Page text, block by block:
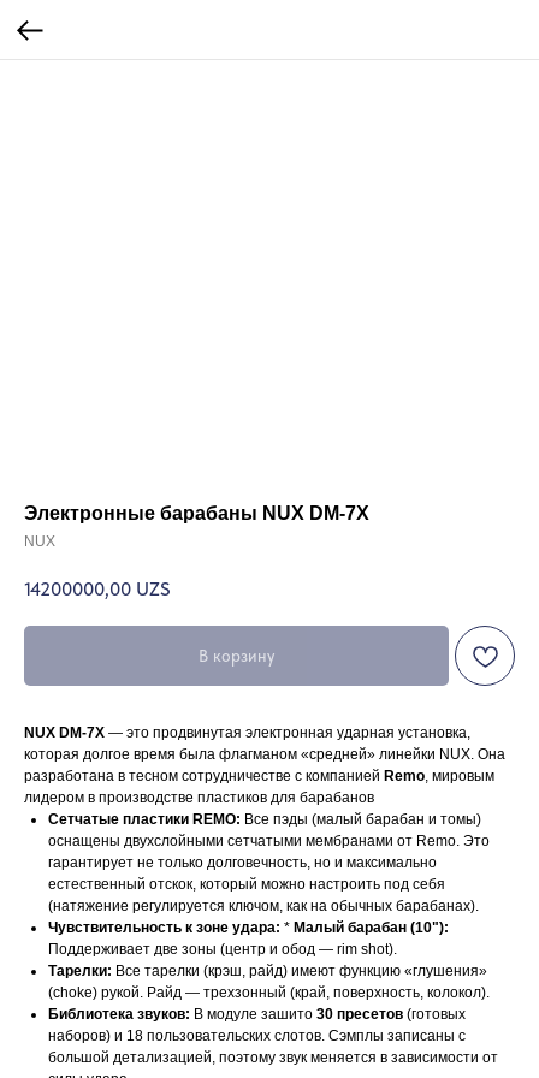
Электронные барабаны NUX DM-7X
NUX
14200000,00 UZS
В корзину
NUX DM-7X — это продвинутая электронная ударная установка,
которая долгое время была флагманом «средней» линейки NUX. Она
разработана в тесном сотрудничестве с компанией Remo, мировым
лидером в производстве пластиков для барабанов
Сетчатые пластики REMO: Все пэды (малый барабан и томы)
оснащены двухслойными сетчатыми мембранами от Remo. Это
гарантирует не только долговечность, но и максимально
естественный отскок, который можно настроить под себя
(натяжение регулируется ключом, как на обычных барабанах).
Чувствительность к зоне удара: * Малый барабан (10"):
Поддерживает две зоны (центр и обод — rim shot).
Тарелки: Все тарелки (крэш, райд) имеют функцию «глушения»
(choke) рукой. Райд — трехзонный (край, поверхность, колокол).
Библиотека звуков: В модуле зашито 30 пресетов (готовых
наборов) и 18 пользовательских слотов. Сэмплы записаны с
большой детализацией, поэтому звук меняется в зависимости от